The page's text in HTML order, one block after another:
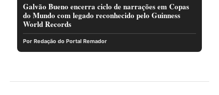
Galvão Bueno encerra ciclo de narrações em Copas
do Mundo com legado reconhecido pelo Guinness
World Records
Por Redação do Portal Remador